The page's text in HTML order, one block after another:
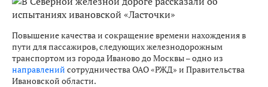
Повышение качества и сокращение времени нахождения в
пути для пассажиров, следующих железнодорожным
транспортом из города Иваново до Москвы – одно из
направлений сотрудничества ОАО «РЖД» и Правительства
Ивановской области.